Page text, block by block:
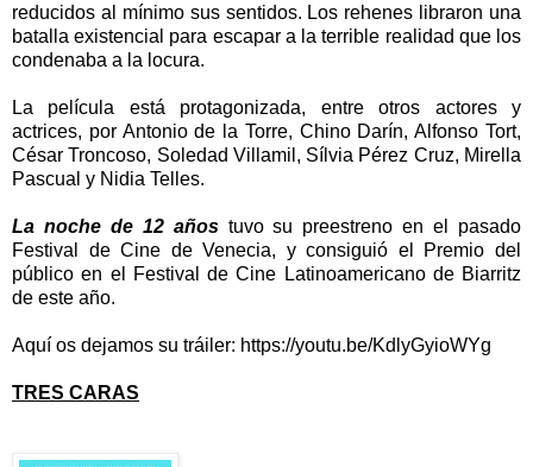
reducidos al mínimo sus sentidos. Los rehenes libraron una
batalla existencial para escapar a la terrible realidad que los
condenaba a la locura.
La película está protagonizada, entre otros actores y
actrices, por Antonio de la Torre, Chino Darín, Alfonso Tort,
César Troncoso, Soledad Villamil, Sílvia Pérez Cruz, Mirella
Pascual y Nidia Telles.
La noche de 12 añostuvo su preestreno en el pasado
Festival de Cine de Venecia, y consiguió el Premio del
público en el Festival de Cine Latinoamericano de Biarritz
de este año.
Aquí os dejamos su tráiler: https://youtu.be/KdlyGyioWYg
TRES CARAS